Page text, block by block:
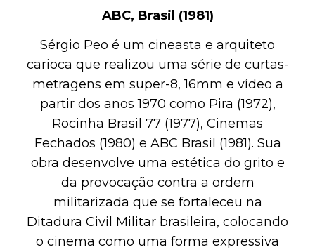
ABC, Brasil (1981)
Sérgio Peo é um cineasta e arquiteto
carioca que realizou uma série de curtas-
metragens em super-8, 16mm e vídeo a
partir dos anos 1970 como Pira (1972),
Rocinha Brasil 77 (1977), Cinemas
Fechados (1980) e ABC Brasil (1981). Sua
obra desenvolve uma estética do grito e
da provocação contra a ordem
militarizada que se fortaleceu na
Ditadura Civil Militar brasileira, colocando
o cinema como uma forma expressiva